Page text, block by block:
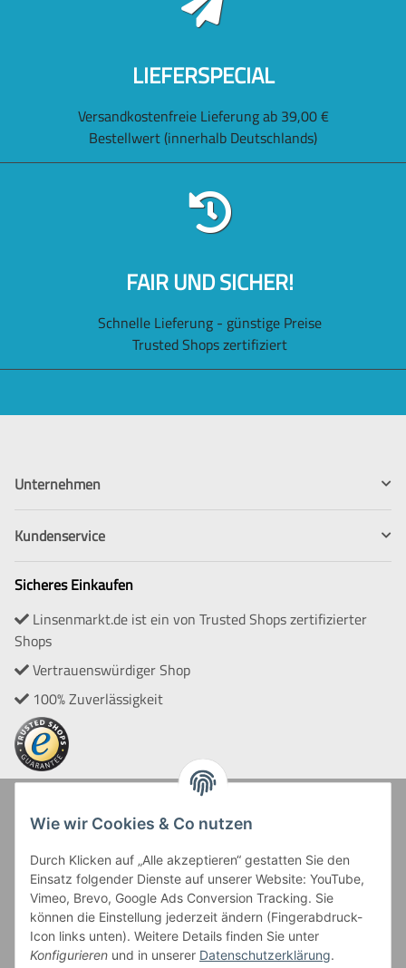
LIEFERSPECIAL
Versandkostenfreie Lieferung ab 39,00 €
Bestellwert (innerhalb Deutschlands)
FAIR UND SICHER!
Schnelle Lieferung - günstige Preise
Trusted Shops zertifiziert
Unternehmen
Kundenservice
Sicheres Einkaufen
Linsenmarkt.de ist ein von Trusted Shops zertifizierter
Shops
Vertrauenswürdiger Shop
100% Zuverlässigkeit
Zahlung und Versand
Kreditkartenzahlungen sowie Kauf auf Rechnung erfolgen
Wie wir Cookies & Co nutzen
Durch Klicken auf „Alle akzeptieren“ gestatten Sie den
Einsatz folgender Dienste auf unserer Website: YouTube,
Vimeo, Brevo, Google Ads Conversion Tracking. Sie
können die Einstellung jederzeit ändern (Fingerabdruck-
Icon links unten). Weitere Details finden Sie unter
Konfigurieren und in unserer Datenschutzerklärung.